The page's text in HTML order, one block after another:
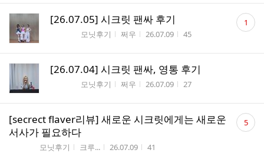
[26.07.05] 시크릿 팬싸 후기
모닛후기 작성자
쩌우 작성시간
26.07.09 조회수
45
댓
글 1
[26.07.04] 시크릿 팬싸, 영통 후기
모닛후기 작성자
쩌우 작성시간
26.07.09 조회수
27
[secrect flaver리뷰] 새로운 시크릿에게는 새로운
서사가 필요하다
모닛후기 작성자
크루... 작성시간
26.07.09 조회수
41
댓
글 5